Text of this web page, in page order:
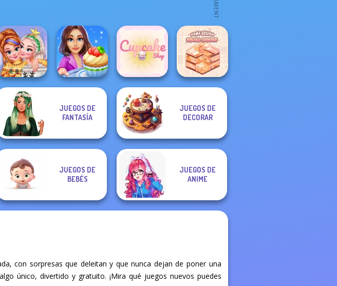
New Christmas
Sweater Design
Cooking Stories:
Fun Cafe
Cupcake Shop
Home Design:
Small House
JUEGOS DE
FANTASÍA
JUEGOS DE
DECORAR
JUEGOS DE
BEBÉS
JUEGOS DE
ANIME
con sorpresas que deleitan y que nunca dejan de poner una
único, divertido y gratuito. ¡Mira qué juegos nuevos puedes